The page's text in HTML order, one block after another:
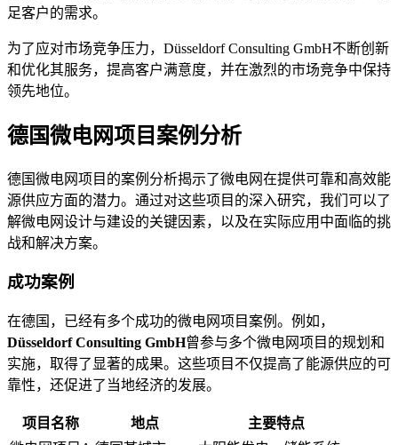
足客户的需求。
为了应对市场竞争压力，Düsseldorf Consulting GmbH不断创新
和优化其服务，提高客户满意度，并在激烈的市场竞争中保持
领先地位。
德国微电网项目案例分析
德国微电网项目的案例分析揭示了微电网在提供可靠和高效能
源供应方面的潜力。通过对这些项目的深入研究，我们可以了
解微电网设计与建设的关键因素，以及在实际应用中面临的挑
战和解决方案。
成功案例
在德国，已经有多个成功的微电网项目案例。例如，
Düsseldorf Consulting GmbH曾参与多个微电网项目的规划和
实施，取得了显著的成果。这些项目不仅提高了能源供应的可
靠性，还促进了当地经济的发展。
项目名称 地点
主要特点